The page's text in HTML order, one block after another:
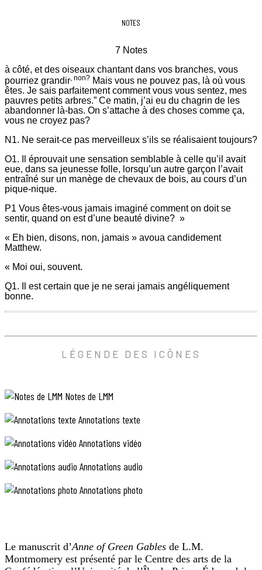
NOTES
7 Notes
à côté, et des oiseaux chantant dans vos branches, vous
pourriez grandir, non? Mais vous ne pouvez pas, là où vous
êtes. Je sais parfaitement comment vous vous sentez, mes
pauvres petits arbres.” Ce matin, j’ai eu du chagrin de les
abandonner là-bas. On s’attache à des choses comme ça,
vous ne croyez pas?
N1. Ne serait-ce pas merveilleux s’ils se réalisaient toujours?
O1. Il éprouvait une sensation semblable à celle qu’il avait
eue, dans sa jeunesse folle, lorsqu’un autre garçon l’avait
entraîné sur un manège de chevaux de bois, au cours d’un
pique-nique.
P1 Vous êtes-vous jamais imaginé comment on doit se
sentir, quand on est d’une beauté divine? »
« Eh bien, disons, non, jamais » avoua candidement
Matthew.
« Moi oui, souvent.
Q1.
Il est certain que je ne serai jamais angéliquement
bonne.
Notes
oiseaux
chantant
dans
vos
vous
grandir(commencer
superscript),
non?
(fin
pouvez
pas,
là
LÉGENDE DES ICÔNES
Notes de LMM
Annotations texte
Annotations vidéo
Annotations audio
Annotations photo
Le manuscrit d’Anne of Green Gables de L.M.
Montmomery est présenté par le Centre des arts de la